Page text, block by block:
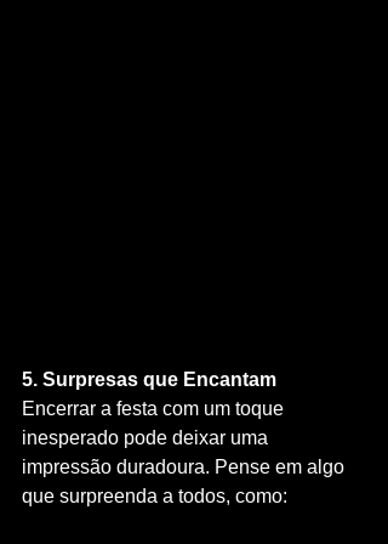
5. Surpresas que Encantam
Encerrar a festa com um toque
inesperado pode deixar uma
impressão duradoura. Pense em algo
que surpreenda a todos, como: